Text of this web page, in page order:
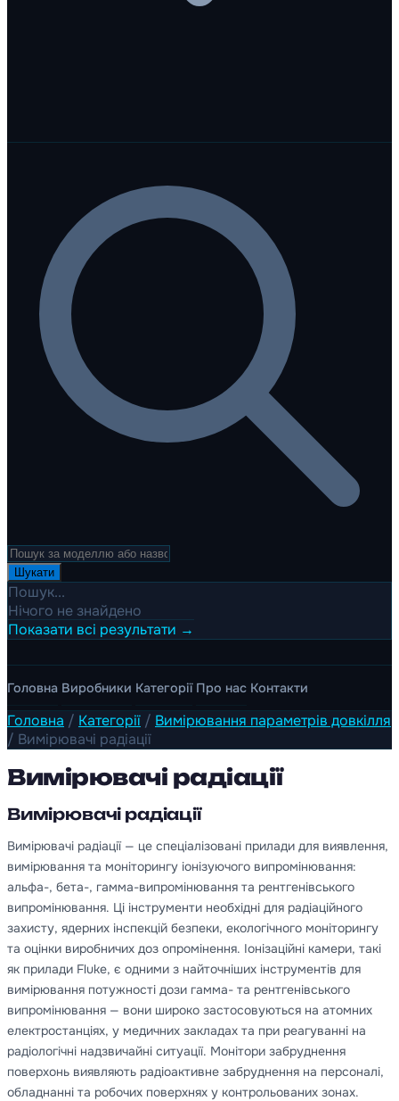
Шукати
Пошук...
Нічого не знайдено
Показати всі результати →
Головна Виробники Категорії Про нас Контакти
Головна / Категорії / Вимірювання параметрів довкілля
/ Вимірювачі радіації
Вимірювачі радіації
Вимірювачі радіації
Вимірювачі радіації — це спеціалізовані прилади для виявлення,
вимірювання та моніторингу іонізуючого випромінювання:
альфа-, бета-, гамма-випромінювання та рентгенівського
випромінювання. Ці інструменти необхідні для радіаційного
захисту, ядерних інспекцій безпеки, екологічного моніторингу
та оцінки виробничих доз опромінення. Іонізаційні камери, такі
як прилади Fluke, є одними з найточніших інструментів для
вимірювання потужності дози гамма- та рентгенівського
випромінювання — вони широко застосовуються на атомних
електростанціях, у медичних закладах та при реагуванні на
радіологічні надзвичайні ситуації. Монітори забруднення
поверхонь виявляють радіоактивне забруднення на персоналі,
обладнанні та робочих поверхнях у контрольованих зонах.